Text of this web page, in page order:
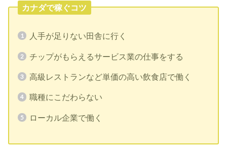
カナダで稼ぐコツ
人手が足りない田舎に行く
チップがもらえるサービス業の仕事をする
高級レストランなど単価の高い飲食店で働く
職種にこだわらない
ローカル企業で働く